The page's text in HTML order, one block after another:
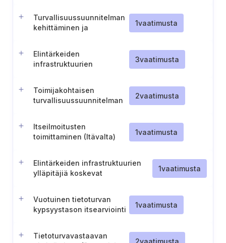
Turvallisuussuunnitelman
kehittäminen ja
1vaatimusta
Elintärkeiden
infrastruktuurien
3vaatimusta
Toimijakohtaisen
turvallisuussuunnitelman
2vaatimusta
Itseilmoitusten
toimittaminen (Itävalta)
1vaatimusta
Elintärkeiden infrastruktuurien
ylläpitäjiä koskevat
(Saksa)
1vaatimusta
Vuotuinen tietoturvan
kypsyystason itsearviointi
1vaatimusta
Tietoturvavastaavan
2vaatimusta